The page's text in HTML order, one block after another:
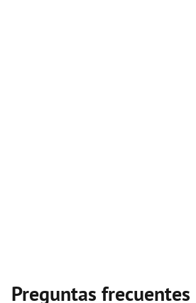
Preguntas frecuentes